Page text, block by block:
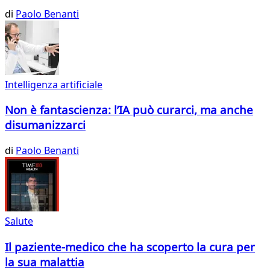
di Paolo Benanti
Intelligenza artificiale
Non è fantascienza: l’IA può curarci, ma anche
disumanizzarci
di Paolo Benanti
Salute
Il paziente-medico che ha scoperto la cura per
la sua malattia